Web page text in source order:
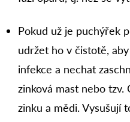
Pokud už je puchýřek
udržet ho v čistotě,
infekce a nechat
zinková mast nebo tzv.
zinku a mědi. Vysušují